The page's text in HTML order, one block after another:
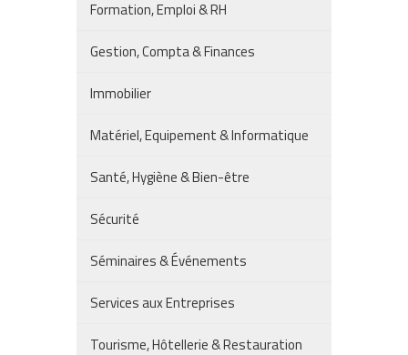
Formation, Emploi & RH
Gestion, Compta & Finances
Immobilier
Matériel, Equipement & Informatique
Santé, Hygiène & Bien-être
Sécurité
Séminaires & Événements
Services aux Entreprises
Tourisme, Hôtellerie & Restauration